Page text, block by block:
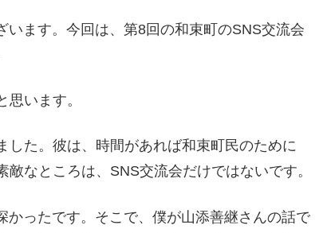
ます。今回は、第8回の和束町のSNS交流会
います。
た。彼は、時間があれば和束町民のために
なところは、SNS交流会だけではないです。
ったです。そこで、僕が山添善継さんの話で